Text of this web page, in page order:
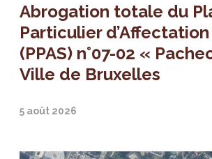
Abrogation totale du
Particulier
(PPAS) n°07-02 «
Ville de Bruxelles
5 août 2026